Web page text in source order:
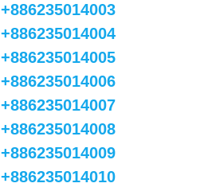
+886235014003
+886235014004
+886235014005
+886235014006
+886235014007
+886235014008
+886235014009
+886235014010